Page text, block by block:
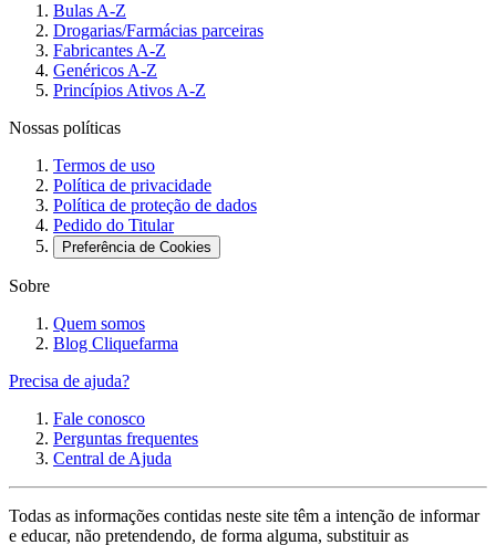
Bulas A-Z
Drogarias/Farmácias parceiras
Fabricantes A-Z
Genéricos A-Z
Princípios Ativos A-Z
Nossas políticas
Termos de uso
Política de privacidade
Política de proteção de dados
Pedido do Titular
Preferência de Cookies
Sobre
Quem somos
Blog Cliquefarma
Precisa de ajuda?
Fale conosco
Perguntas frequentes
Central de Ajuda
Todas as informações contidas neste site têm a intenção de informar
e educar, não pretendendo, de forma alguma, substituir as